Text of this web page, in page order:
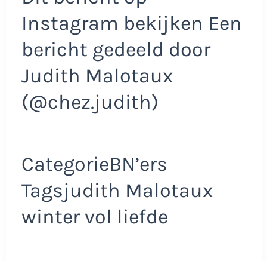
Instagram bekijken Een
bericht gedeeld door
Judith Malotaux
(@chez.judith)
CategorieBN’ers
Tagsjudith Malotaux
winter vol liefde